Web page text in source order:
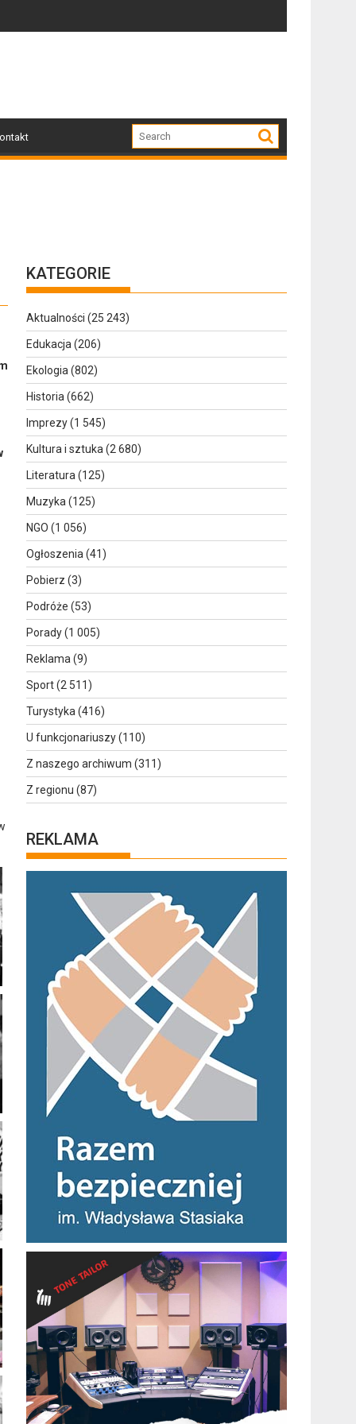
KATEGORIE
Aktualności (25 243)
Edukacja (206)
Ekologia (802)
Historia (662)
Imprezy(1 545)
Kultura i sztuka (2 680)
Literatura (125)
Muzyka (125)
NGO (1 056)
Ogłoszenia (41)
Pobierz (3)
Podróże (53)
Porady(1 005)
Reklama (9)
Sport(2 511)
Turystyka (416)
U funkcjonariuszy(110)
Z naszego archiwum (311)
Z regionu (87)
REKLAMA